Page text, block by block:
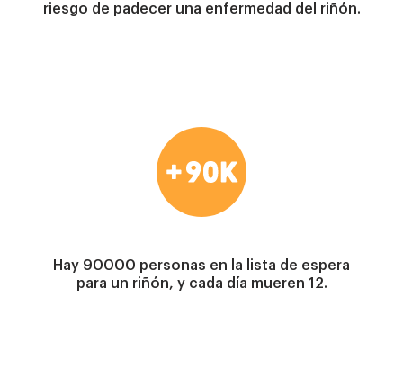
riesgo de padecer una enfermedad del riñón.
Imagen
Hay 90000 personas en la lista de espera
para un riñón, y cada día mueren 12.